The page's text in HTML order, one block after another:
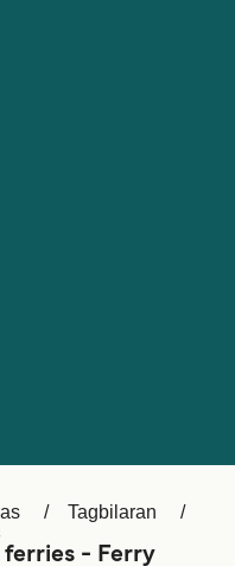
Tagbilaran
ferries - Ferry